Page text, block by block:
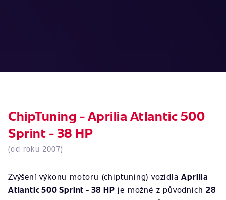
ChipTuning - Aprilia Atlantic 500
Sprint - 38 HP
(od roku 2007)
Zvýšení výkonu motoru (chiptuning) vozidlaAprilia
Atlantic 500 Sprint - 38 HP je možné z původních28